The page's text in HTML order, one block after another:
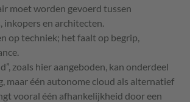
moet worden gevoerd tussen
inkopers en architecten.
op techniek; het faalt op begrip,
zoals hier aangeboden, kan onderdeel
maar één autonome cloud als alternatief
vooral één afhankelijkheid door een